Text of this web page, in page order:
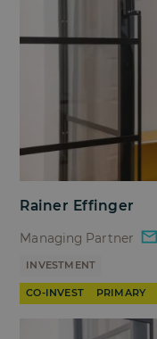
Rainer Effinger
Managing Partner
INVESTMENT
CO-INVEST PRIMARY